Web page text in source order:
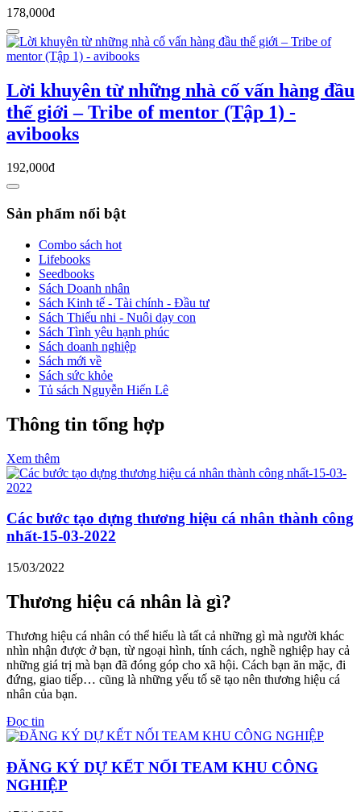
178,000đ
Lời khuyên từ những nhà cố vấn hàng đầu
thế giới – Tribe of mentor (Tập 1) -
avibooks
192,000đ
Sản phẩm nổi bật
Combo sách hot
Lifebooks
Seedbooks
Sách Doanh nhân
Sách Kinh tế - Tài chính - Đầu tư
Sách Thiếu nhi - Nuôi dạy con
Sách Tình yêu hạnh phúc
Sách doanh nghiệp
Sách mới về
Sách sức khỏe
Tủ sách Nguyễn Hiến Lê
Thông tin tổng hợp
Xem thêm
Các bước tạo dựng thương hiệu cá nhân thành công
nhất-15-03-2022
15/03/2022
Thương hiệu cá nhân là gì?
Thương hiệu cá nhân có thể hiểu là tất cả những gì mà người khác
nhìn nhận được ở bạn, từ ngoại hình, tính cách, nghề nghiệp hay cả
những giá trị mà bạn đã đóng góp cho xã hội. Cách bạn ăn mặc, đi
đứng, giao tiếp… cũng là những yếu tố sẽ tạo nên thương hiệu cá
nhân của bạn.
Đọc tin
ĐĂNG KÝ DỰ KẾT NỐI TEAM KHU CÔNG
NGHIỆP